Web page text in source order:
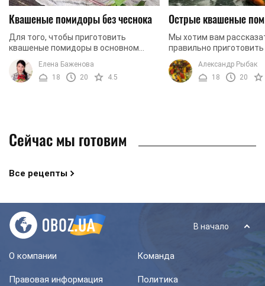
Квашеные помидоры без чеснока
Для того, чтобы приготовить
квашеные помидоры в основном
используют классический набор
ингредиентов: вода, соль, помидоры,
специи, чеснок, листья ...
Елена Баженова
18
20 4.5
Острые квашеные
Мы хотим вам
правильно
квашеные помидоры.
будет иметь приятный
во время
Александр Рыбак
18
20
Сейчас мы готовим
Все рецепты
В начало
О компании Команда
Правовая информация
Политика